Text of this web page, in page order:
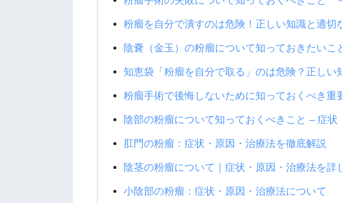
粉瘤を自分で潰すのは危険！正しい知識と適切
陰嚢（金玉）の粉瘤について知っておきたい
知恵袋「粉瘤を自分で取る」のは危険？正しい
粉瘤手術で後悔しないために知っておくべき重
陰部の粉瘤について知っておくべきこと – 症
肛門の粉瘤：症状・原因・治療法を徹底解説
陰茎の粉瘤について｜症状・原因・治療法を詳
小陰部の粉瘤：症状・原因・治療法について